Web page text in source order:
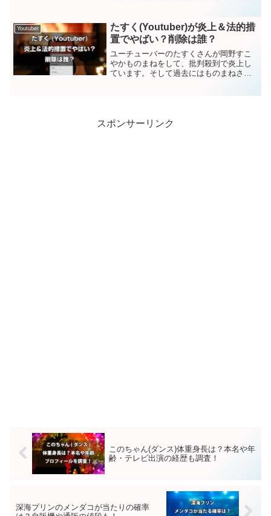
ました。luz(るす)とまふまふは仲良
し？...
Youtuber
たすく(Youtuber)が炎上＆法的措
置でやばい？削除は誰？
ユーチューバーのたすくさんが岡野すこ
やかものまねをして、批判殺到で炎上し
ています。そして過去にはものまねされ
スポンサーリンク
このちゃん(ダンス)体重身長は？本名や年
齢・テレビ出演の経歴も調査！
深海プリンのメンダコが当たりの確率